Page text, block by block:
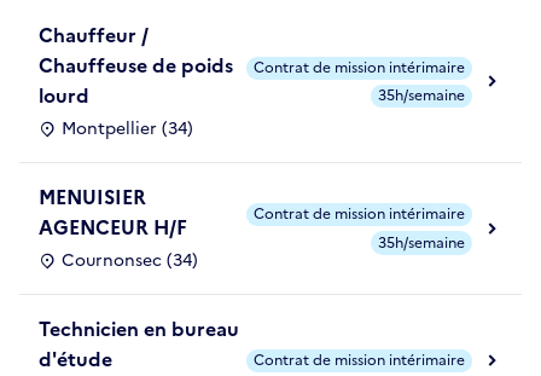
Chauffeur /
Chauffeuse de poids
lourd
Montpellier (34)
Contrat de mission intérimaire
35h/semaine
MENUISIER
AGENCEUR H/F
Cournonsec (34)
Contrat de mission intérimaire
35h/semaine
Technicien en bureau
d'étude
Contrat de mission intérimaire